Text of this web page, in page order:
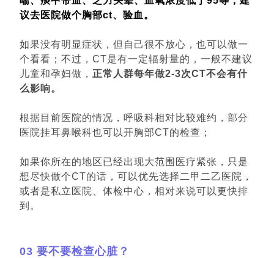
议去医院做个胸部ct、验血。
如果没有明显症状，但自己很不放心，也可以做一
个看看；不过，CT是有一定辐射量的，一般不建议
儿童和孕妇做， 正常人群每年做2-3次CT不会有什
么影响。
根据目前医院的情况，呼吸科相对比较难约，部分
医院挂耳鼻喉科也可以开胸部CT的检查；
如果你所在的地区已经出现大范围医疗紧张，只是
想尽快做个CT的话，可以优先选择二甲二乙医院，
或者是私立医院、体检中心，相对来说可以更快排
到。
03 要不要检查心脏？